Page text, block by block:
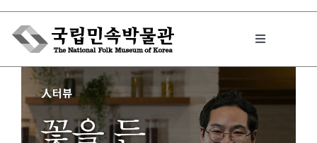
Skip
content
Toggle
박물관에서는